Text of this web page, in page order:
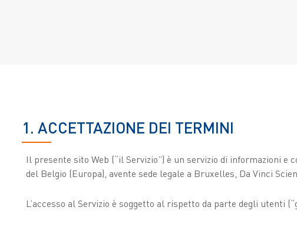
1. ACCETTAZIONE DEI TERMINI
Il presente sito Web (“il Servizio”) è un servizio di informazioni e
del Belgio (Europa), avente sede legale a Bruxelles, Da Vinci
L’accesso al Servizio è soggetto al rispetto da parte degli utenti